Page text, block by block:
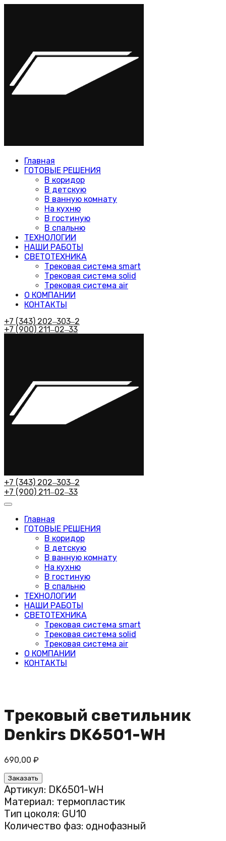
Главная
ГОТОВЫЕ РЕШЕНИЯ
В коридор
В детскую
В ванную комнату
На кухню
В гостиную
В спальню
ТЕХНОЛОГИИ
НАШИ РАБОТЫ
СВЕТОТЕХНИКА
Трековая система smart
Трековая система solid
Трековая система air
О КОМПАНИИ
КОНТАКТЫ
+7 (343) 202‒303‒2
+7 (900) 211‒02‒33
+7 (343) 202‒303‒2
+7 (900) 211‒02‒33
Главная
ГОТОВЫЕ РЕШЕНИЯ
В коридор
В детскую
В ванную комнату
На кухню
В гостиную
В спальню
ТЕХНОЛОГИИ
НАШИ РАБОТЫ
СВЕТОТЕХНИКА
Трековая система smart
Трековая система solid
Трековая система air
О КОМПАНИИ
КОНТАКТЫ
Трековый светильник
Denkirs DK6501-WH
690,00 ₽
Заказать
Артикул: DK6501-WH
Материал: термопластик
Тип цоколя: GU10
Количество фаз: однофазный